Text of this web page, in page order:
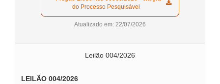
do Processo Pesquisável
Atualizado em: 22/07/2026
Leilão 004/2026
LEILÃO 004/2026